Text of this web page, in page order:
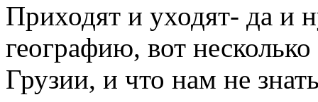
Приходят и уходят- да и
географию, вот
Грузии, и что нам не